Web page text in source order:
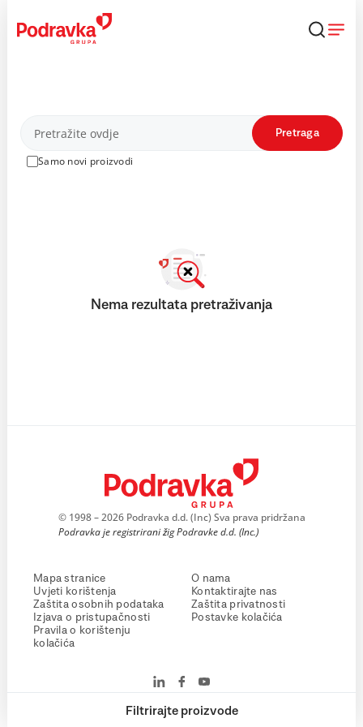
content
Proizvodi
Samo novi proizvodi
Pretraga
Filtrirajte proizvode
Nema rezultata pretraživanja
© 1998 – 2026 Podravka d.d. (Inc) Sva prava pridržana
Podravka je registrirani žig Podravke d.d. (Inc.)
Mapa stranice
Uvjeti korištenja
Zaštita osobnih podataka
Izjava o pristupačnosti
Pravila o korištenju
kolačića
O nama
Kontaktirajte nas
Zaštita privatnosti
Postavke kolačića